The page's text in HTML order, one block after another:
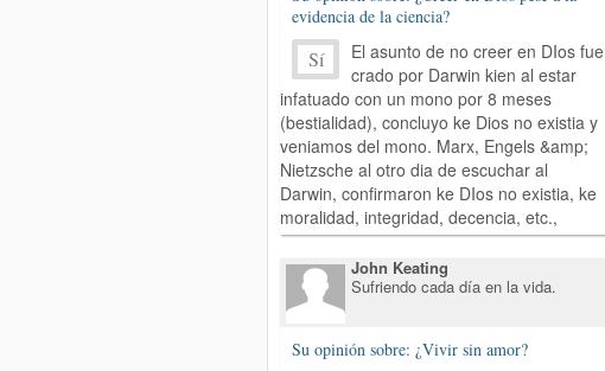
evidencia de la ciencia?
Sí
El asunto de no creer en DIos fue
crado por Darwin kien al estar
infatuado con un mono por 8 meses
(bestialidad), concluyo ke Dios no existia y
veniamos del mono. Marx, Engels &amp;
Nietzsche al otro dia de escuchar al
Darwin, confirmaron ke DIos no existia, ke
moralidad, integridad, decencia, etc.,
John Keating
Sufriendo cada día en la vida.
Su opinión sobre: ¿Vivir sin amor?